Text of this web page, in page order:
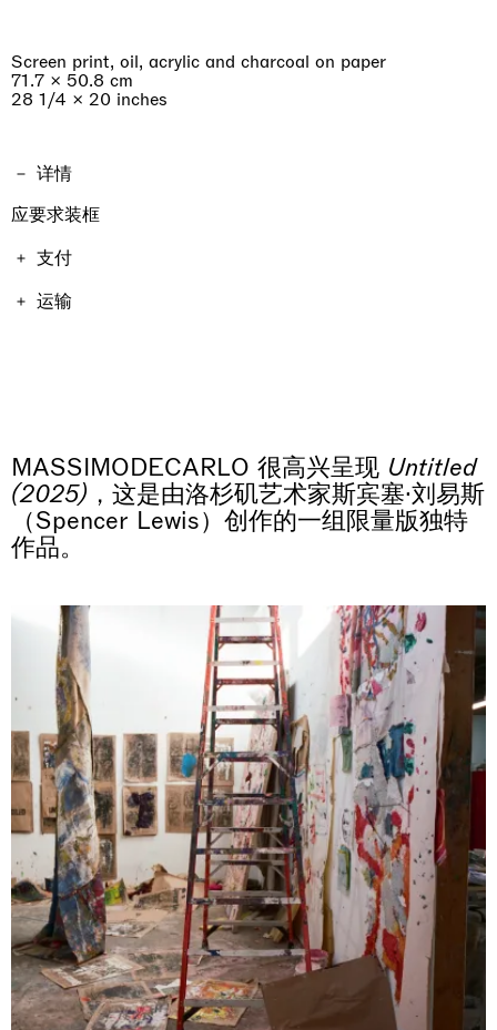
Screen print, oil, acrylic and charcoal on paper
71.7 × 50.8 cm
28 1/4 × 20 inches
详情
应要求装框
支付
作品价格包含增值税。运费与税费因购买作品的地点和形式
而不同，因此将在结账时计算。不包含进口税。如果总额超
运输
MASSIMODECARLO 很高兴呈现 Untitled
(2025) ，这是由洛杉矶艺术家斯宾塞·刘易斯
（Spencer Lewis）创作的一组限量版独特
作品。
Why the Butterflies
26.06.2026 | 07.10.2026
The Land is Speaking
London
25.06.2026 | 21.08.2026
Daisy Dodd-Noble